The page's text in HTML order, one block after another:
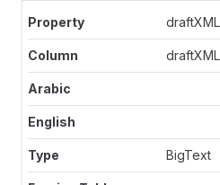
draftXML
draftXML
BigText